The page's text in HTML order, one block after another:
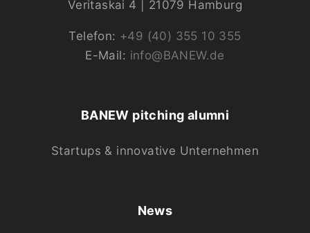
Veritaskai 4 | 21079 Hamburg
Telefon: +49 (40) 355 10 355
E-Mail: info@BANEW.de
BANEW pitching alumni
Startups & innovative Unternehmen
News